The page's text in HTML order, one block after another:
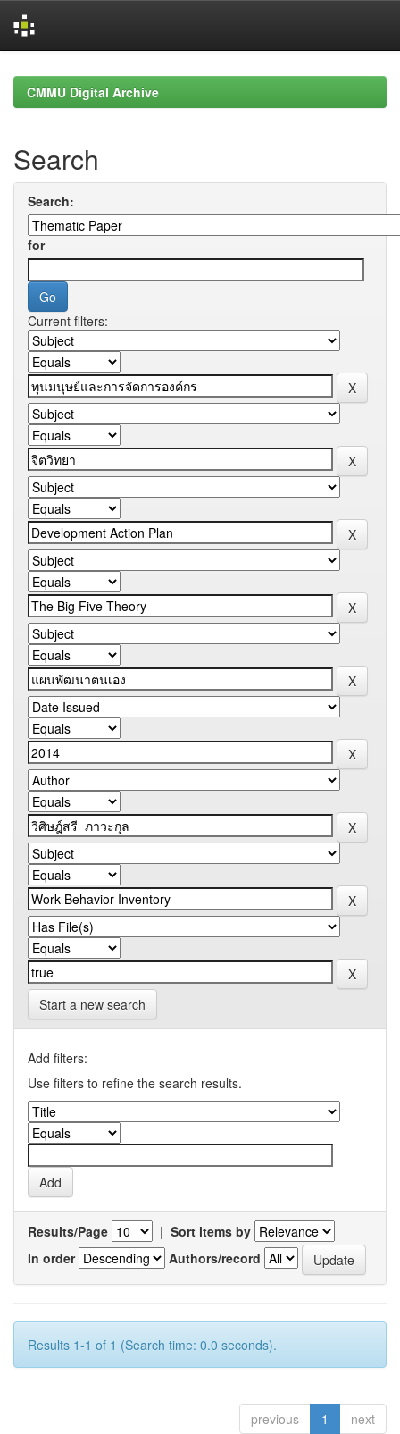
navigationCMMU Digital Archive
Search
Search:
for
Current filters:
Start a new search
Add filters:
Use filters to refine the search results.
Results/Page | Sort items by
In order
Authors/record
Results 1-1 of 1 (Search time: 0.0 seconds).
previous 1 next